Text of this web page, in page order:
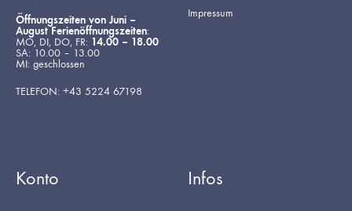
Öffnungszeiten von Juni –
August Ferienöffnungszeiten:
MO, DI, DO, FR: 14.00 – 18.00
SA: 10.00 – 13.00
MI: geschlossen
TELEFON: +43 5224 67198
Impressum
Konto Infos